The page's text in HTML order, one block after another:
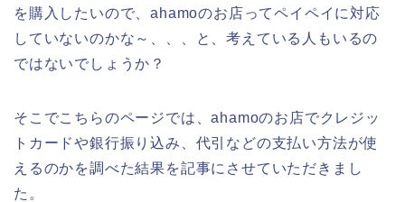
を購入したいので、ahamoのお店ってペイペイに対応
していないのかな～、、、と、考えている人もいるの
ではないでしょうか？
そこでこちらのページでは、ahamoのお店でクレジッ
トカードや銀行振り込み、代引などの支払い方法が使
えるのかを調べた結果を記事にさせていただきまし
た。